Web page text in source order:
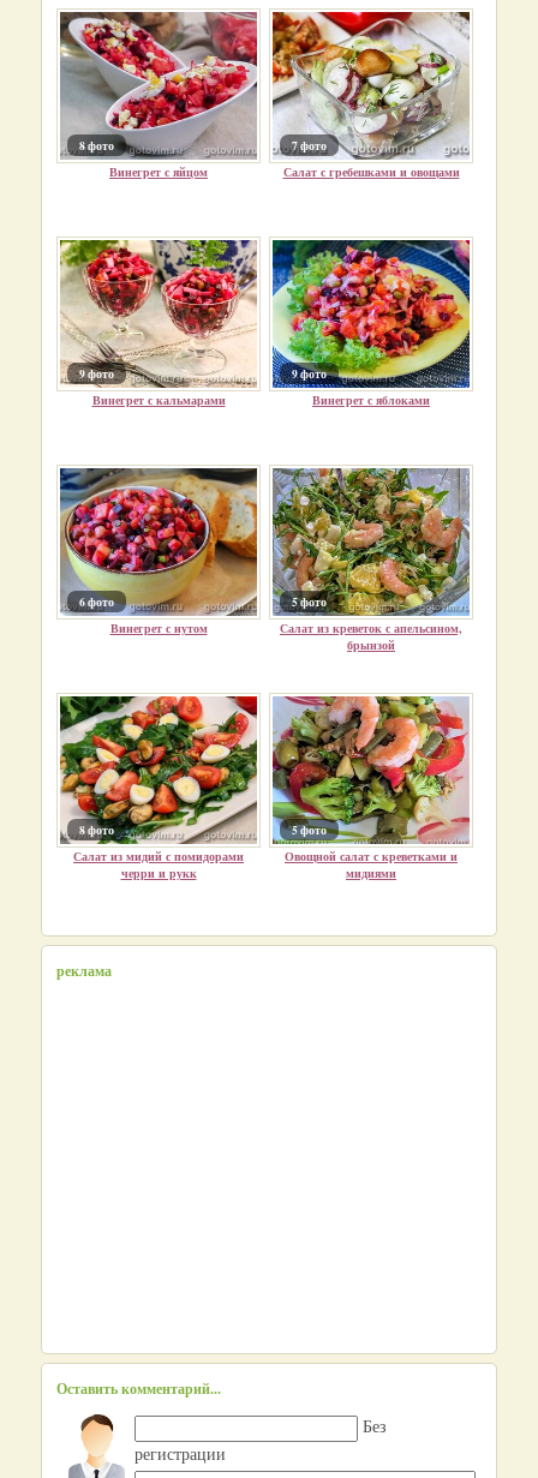
8 фото
Винегрет с яйцом
7 фото
Салат с гребешками и овощами
9 фото
Винегрет с кальмарами
9 фото
Винегрет с яблоками
6 фото
Винегрет с нутом
5 фото
Салат из креветок с апельсином,
брынзой
8 фото
Салат из мидий с помидорами
черри и рукк
5 фото
Овощной салат с креветками и
мидиями
реклама
Оставить комментарий...
Без
регистрации